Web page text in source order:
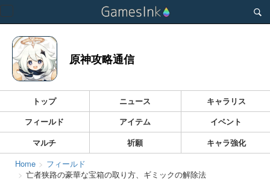
Toggle
原神攻略通信
トップ ニュース
キャラリス
フィールド
アイテム
イベント
マルチ
祈願
キャラ強化
Home
フィールド
亡者狭路の豪華な宝箱の取り方、ギミックの解除法